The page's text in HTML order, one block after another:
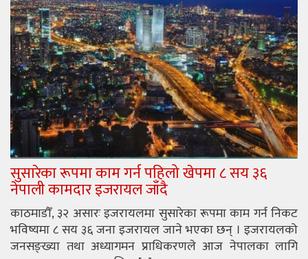
सुसारेका रूपमा काम गर्न पहिलो खेपमा ८ सय ३६
नेपाली कामदार इजरायल जाँदै
काठमाडौँ, ३२ असारः इजरायलमा सुसारेका रूपमा काम गर्न निकट
भविष्यमा ८ सय ३६ जना इजरायल जाने भएका छन् । इजरायलको
जनसङ्ख्या तथा अध्यागमन प्राधिकरणले आज नेपालका लागि